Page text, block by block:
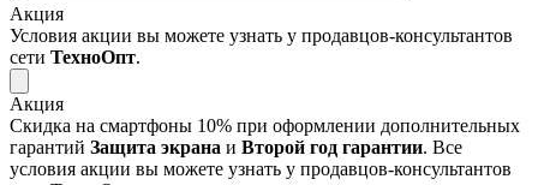
Акция
Условия акции вы можете узнать у продавцов-консультантов
сети ТехноОпт.
Акция
Скидка на смартфоны 10% при оформлении дополнительных
гарантий Защита экрана и Второй год гарантии. Все
условия акции вы можете узнать у продавцов-консультантов